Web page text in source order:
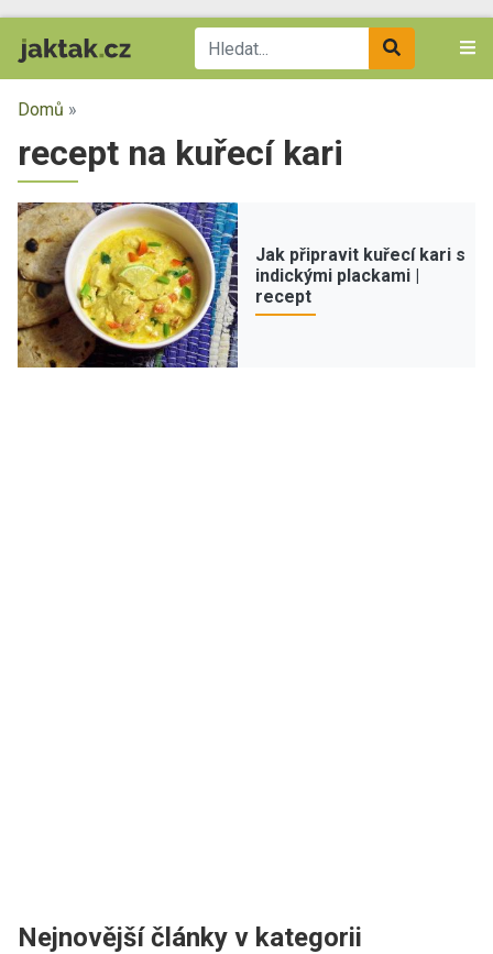
Domů »
recept na kuřecí kari
Jak připravit kuřecí kari s
indickými plackami |
recept
Nejnovější články v kategorii